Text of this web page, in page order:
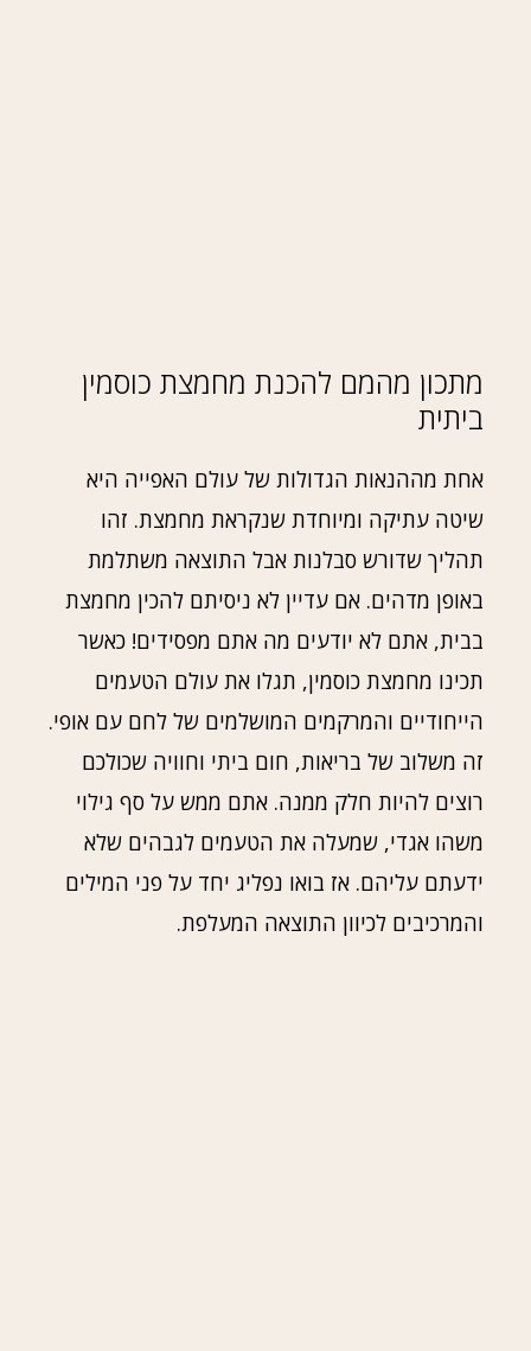
מתכון מהמם להכנת מחמצת כוסמין
ביתית
אחת מההנאות הגדולות של עולם האפייה היא
שיטה עתיקה ומיוחדת שנקראת מחמצת. זהו
תהליך שדורש סבלנות אבל התוצאה משתלמת
באופן מדהים. אם עדיין לא ניסיתם להכין מחמצת
בבית, אתם לא יודעים מה אתם מפסידים! כאשר
תכינו מחמצת כוסמין, תגלו את עולם הטעמים
הייחודיים והמרקמים המושלמים של לחם עם אופי.
זה משלוב של בריאות, חום ביתי וחוויה שכולכם
רוצים להיות חלק ממנה. אתם ממש על סף גילוי
משהו אגדי, שמעלה את הטעמים לגבהים שלא
ידעתם עליהם. אז בואו נפליג יחד על פני המילים
והמרכיבים לכיוון התוצאה המעלפת.